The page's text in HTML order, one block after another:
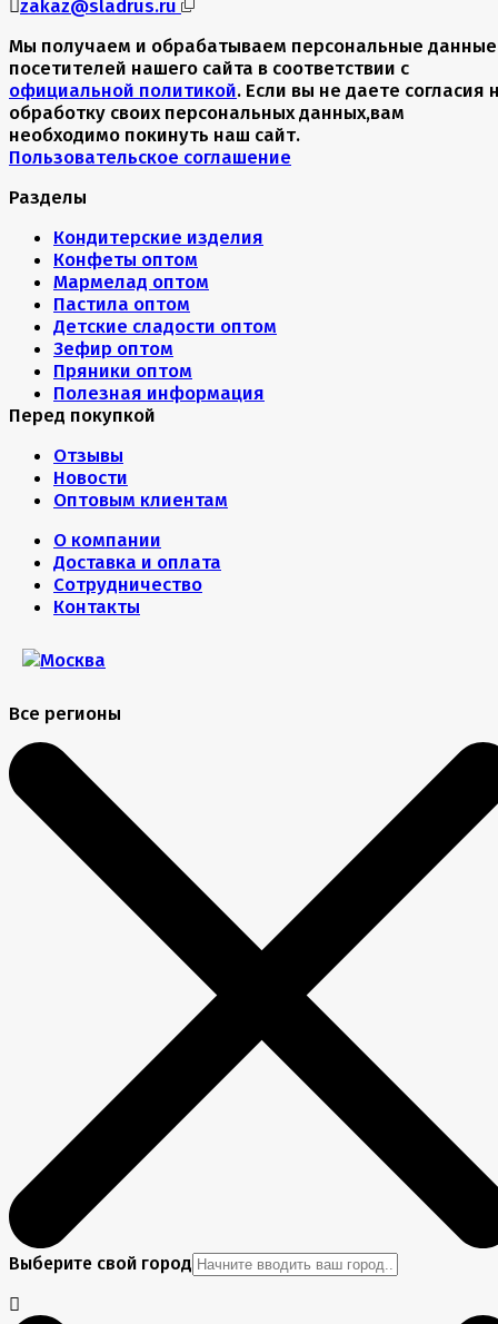
zakaz@sladrus.ru
Мы получаем и обрабатываем персональные данные
посетителей нашего сайта в соответствии с
официальной политикой. Если вы не даете согласия
обработку своих персональных данных,вам
необходимо покинуть наш сайт.
Пользовательское соглашение
Разделы
Кондитерские изделия
Конфеты оптом
Мармелад оптом
Пастила оптом
Детские сладости оптом
Зефир оптом
Пряники оптом
Полезная информация
Перед покупкой
Отзывы
Новости
Оптовым клиентам
О компании
Доставка и оплата
Сотрудничество
Контакты
Все регионы
Выберите свой город